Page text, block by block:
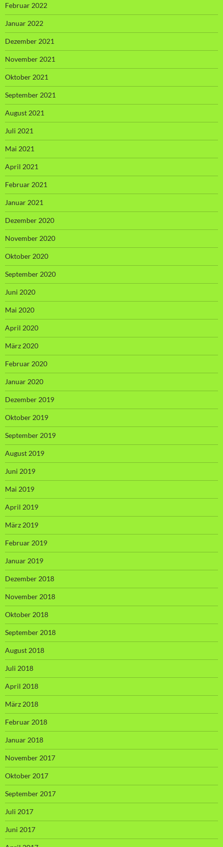
Februar 2022
Januar 2022
Dezember 2021
November 2021
Oktober 2021
September 2021
August 2021
Juli 2021
Mai 2021
April 2021
Februar 2021
Januar 2021
Dezember 2020
November 2020
Oktober 2020
September 2020
Juni 2020
Mai 2020
April 2020
März 2020
Februar 2020
Januar 2020
Dezember 2019
Oktober 2019
September 2019
August 2019
Juni 2019
Mai 2019
April 2019
März 2019
Februar 2019
Januar 2019
Dezember 2018
November 2018
Oktober 2018
September 2018
August 2018
Juli 2018
April 2018
März 2018
Februar 2018
Januar 2018
November 2017
Oktober 2017
September 2017
Juli 2017
Juni 2017